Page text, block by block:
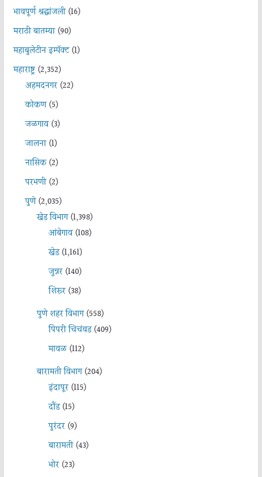
भावपूर्ण श्रद्धांजली(16)
मराठी बातम्या(90)
महाबुलेटीन इम्पॅक्ट(1)
महाराष्ट्र(2,352)
अहमदनगर(22)
कोकण(5)
जळगाव(3)
जालना(1)
नासिक(2)
परभणी(2)
पुणे(2,035)
खेड विभाग(1,398)
आंबेगाव(108)
खेड(1,161)
जुन्नर(140)
शिरूर(38)
पुणे शहर विभाग(558)
पिंपरी चिचंवड(409)
मावळ(112)
बारामती विभाग(204)
इंदापूर(115)
दौंड(15)
पुरंदर(9)
बारामती(43)
भोर(23)